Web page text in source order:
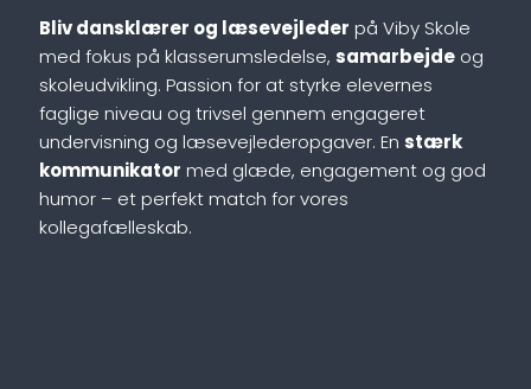
Bliv dansklærer og læsevejleder på Viby Skole
med fokus på klasserumsledelse, samarbejde og
skoleudvikling. Passion for at styrke elevernes
faglige niveau og trivsel gennem engageret
undervisning og læsevejlederopgaver. En stærk
kommunikator med glæde, engagement og god
humor – et perfekt match for vores
kollegafælleskab.